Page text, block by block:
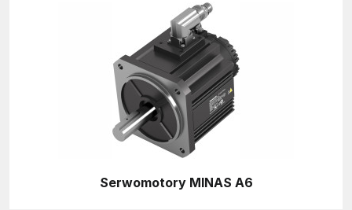
Serwomotory MINAS A6